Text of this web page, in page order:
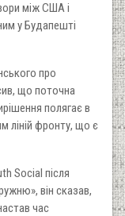
між США і
у Будапешті
про
що поточна
полягає в
ліній фронту, що є
Social після
він сказав,
час